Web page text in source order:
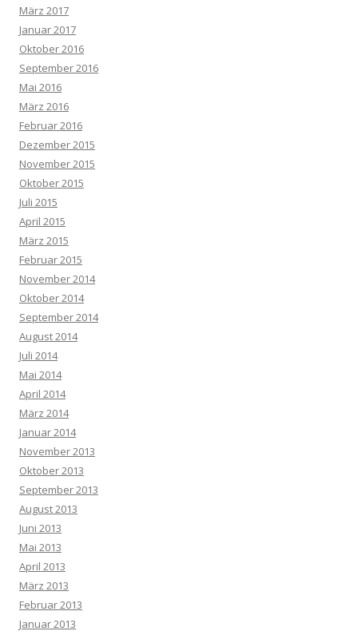
März 2017
Januar 2017
Oktober 2016
September 2016
Mai 2016
März 2016
Februar 2016
Dezember 2015
November 2015
Oktober 2015
Juli 2015
April 2015
März 2015
Februar 2015
November 2014
Oktober 2014
September 2014
August 2014
Juli 2014
Mai 2014
April 2014
März 2014
Januar 2014
November 2013
Oktober 2013
September 2013
August 2013
Juni 2013
Mai 2013
April 2013
März 2013
Februar 2013
Januar 2013